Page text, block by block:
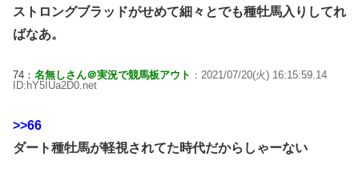
ストロングブラッドがせめて細々とでも種牡馬入りしてれ
ばなあ。
74： 名無しさん＠実況で競馬板アウト ：2021/07/20(火) 16:15:59.14
ID:hY5IUa2D0.net
>>66
ダート種牡馬が軽視されてた時代だからしゃーない